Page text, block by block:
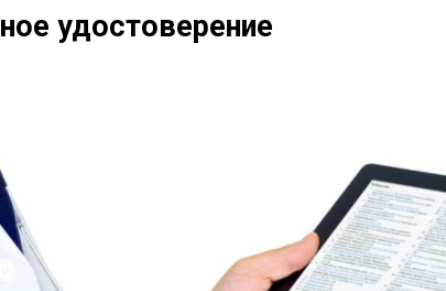
удостоверение